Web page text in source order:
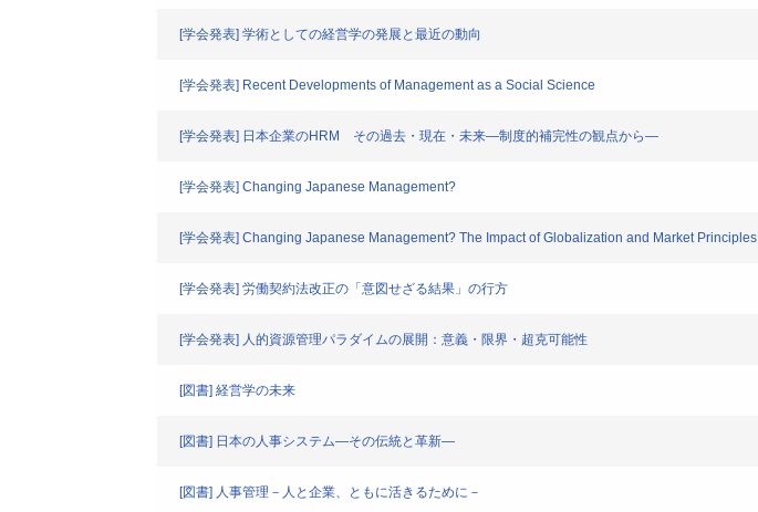
[学会発表] 学術としての経営学の発展と最近の動向
[学会発表] Recent Developments of Management as a Social Science
[学会発表] 日本企業のHRM その過去・現在・未来―制度的補完性の観点から―
[学会発表] Changing Japanese Management?
[学会発表] Changing Japanese Management? The Impact of Globalization and Market Principles
[学会発表] 労働契約法改正の「意図せざる結果」の行方
[学会発表] 人的資源管理パラダイムの展開：意義・限界・超克可能性
[図書] 経営学の未来
[図書] 日本の人事システム―その伝統と革新―
[図書] 人事管理－人と企業、ともに活きるために－